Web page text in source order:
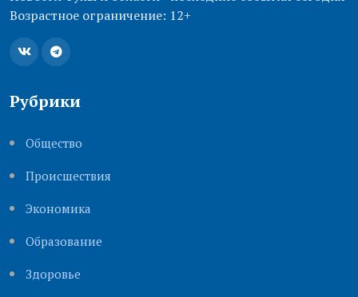
Возрастное ограничение: 12+
Рубрики
Общество
Происшествия
Экономика
Образование
Здоровье